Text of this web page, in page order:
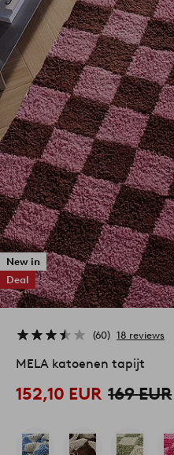
New in
Deal
60 18 reviews
MELA katoenen tapijt
152,10 EUR 169 EUR